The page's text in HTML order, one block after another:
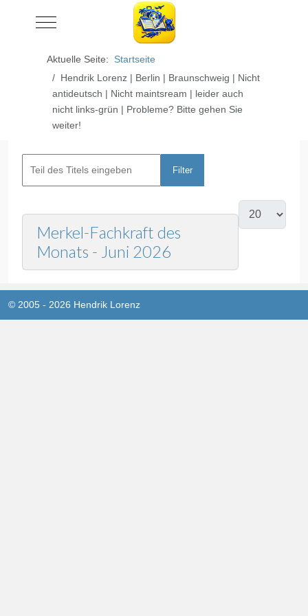
Mobile Menu Toggle
Aktuelle Seite: Startseite
Hendrik Lorenz | Berlin | Braunschweig | Nicht
antideutsch | Nicht maintsream | leider auch
nicht links-grün | Probleme? Bitte gehen Sie
weiter!
Filter
Merkel-Fachkraft des
Monats - Juni 2026
© 2005 - 2026 Hendrik Lorenz